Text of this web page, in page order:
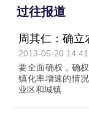
过往报道
周其仁：确立
2013-05-20
要全面确权，确
镇化率增速的情
业区和城镇